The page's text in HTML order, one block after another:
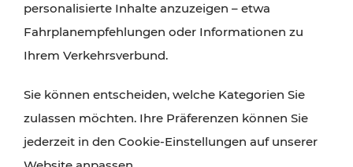
personalisierte Inhalte anzuzeigen – etwa
Fahrplanempfehlungen oder Informationen zu
Ihrem Verkehrsverbund.
Sie können entscheiden, welche Kategorien Sie
zulassen möchten. Ihre Präferenzen können Sie
jederzeit in den Cookie-Einstellungen auf unserer